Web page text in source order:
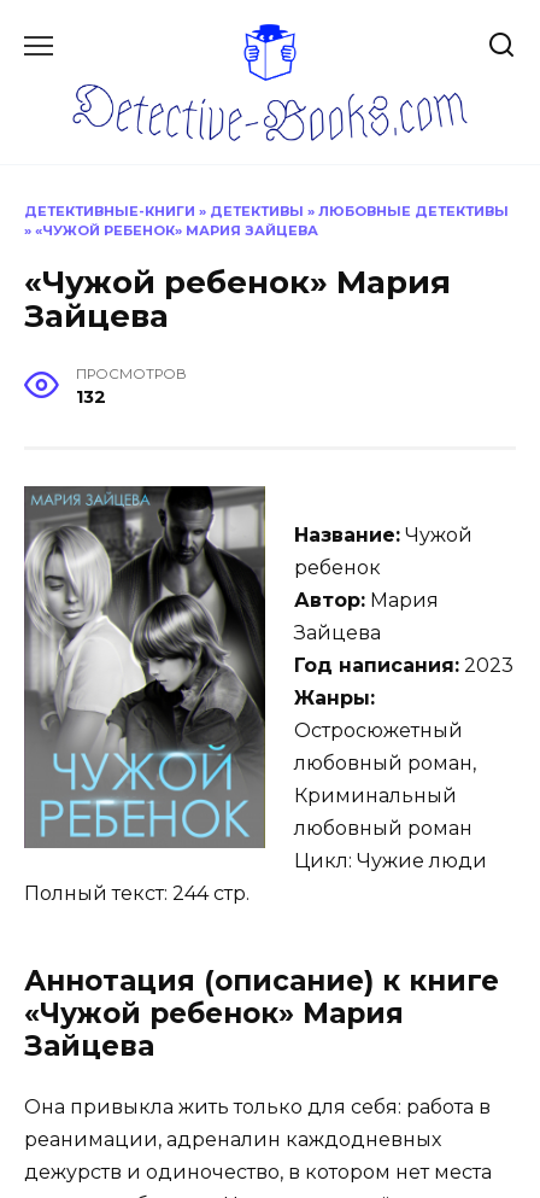
ДЕТЕКТИВНЫЕ-КНИГИ » ДЕТЕКТИВЫ » ЛЮБОВНЫЕ ДЕТЕКТИВЫ
» «ЧУЖОЙ РЕБЕНОК» МАРИЯ ЗАЙЦЕВА
«Чужой ребенок» Мария
Зайцева
ПРОСМОТРОВ
132
Название: Чужой
ребенок
Автор: Мария
Зайцева
Год написания: 2023
Жанры:
Остросюжетный
любовный роман,
Криминальный
любовный роман
Цикл: Чужие люди
Полный текст: 244 стр.
Аннотация (описание) к книге
«Чужой ребенок» Мария
Зайцева
Она привыкла жить только для себя: работа в
реанимации, адреналин каждодневных
дежурств и одиночество, в котором нет места